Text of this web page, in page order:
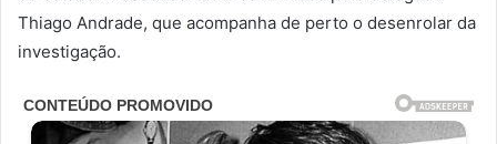
Thiago Andrade, que acompanha de perto o desenrolar da
investigação.